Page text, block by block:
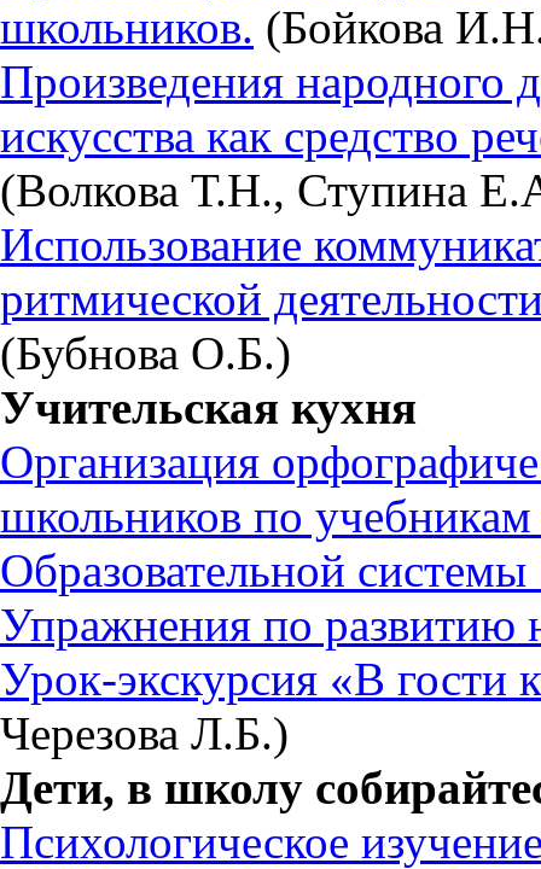
школьников. (Бойкова
Произведения народного
искусства как средство
(Волкова Т.Н., Ступина
Использование
ритмической
(Бубнова О.Б.)
Учительская кухня
Организация
школьников по учебникам
Образовательной
Упражнения по развитию
Урок-экскурсия «В гости
Черезова Л.Б.)
Дети, в школу
Психологическое